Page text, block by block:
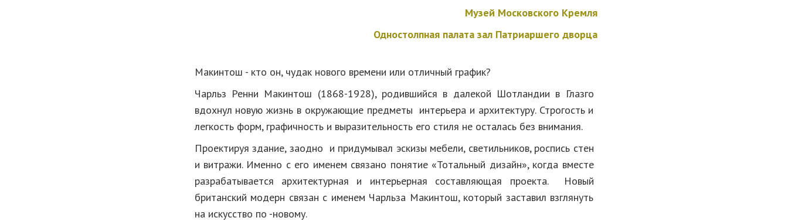
Музей Московского Кремля
Одностолпная палата зал Патриаршего дворца
Макинтош - кто он, чудак нового времени или отличный график?
Чарльз Ренни Макинтош (1868-1928), родившийся в далекой Шотландии в Глазго
вдохнул новую жизнь в окружающие предметы интерьера и архитектуру. Строгость и
легкость форм, графичность и выразительность его стиля не осталась без внимания.
Проектируя здание, заодно и придумывал эскизы мебели, светильников, роспись стен
и витражи. Именно с его именем связано понятие «Тотальный дизайн», когда вместе
разрабатывается архитектурная и интерьерная составляющая проекта. Новый
британский модерн связан с именем Чарльза Макинтош, который заставил взглянуть
на искусство по -новому.